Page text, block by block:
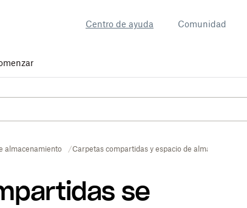
Centro de ayuda Comunidad
almacenamiento Carpetas compartidas y espacio de almacenamiento
se